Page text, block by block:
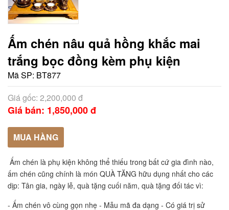
Ấm chén nâu quả hồng khắc mai
trắng bọc đồng kèm phụ kiện
Mã SP: BT877
Giá gốc: 2,200,000 đ
Giá bán: 1,850,000 đ
MUA HÀNG
Ấm chén là phụ kiện không thể thiếu trong bất cứ gia đình nào,
ấm chén cũng chính là món QUÀ TĂNG hữu dụng nhất cho các
dịp: Tân gia, ngày lễ, quà tặng cuối năm, quà tặng đối tác vì:
- Ấm chén vô cùng gọn nhẹ - Mẫu mã đa dạng - Có giá trị sử